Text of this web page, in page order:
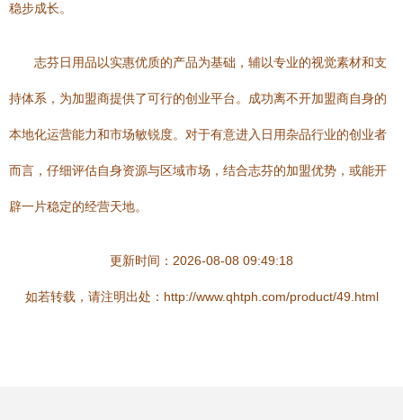
稳步成长。
志芬日用品以实惠优质的产品为基础，辅以专业的视觉素材和支
持体系，为加盟商提供了可行的创业平台。成功离不开加盟商自身的
本地化运营能力和市场敏锐度。对于有意进入日用杂品行业的创业者
而言，仔细评估自身资源与区域市场，结合志芬的加盟优势，或能开
辟一片稳定的经营天地。
更新时间：2026-08-08 09:49:18
如若转载，请注明出处：http://www.qhtph.com/product/49.html